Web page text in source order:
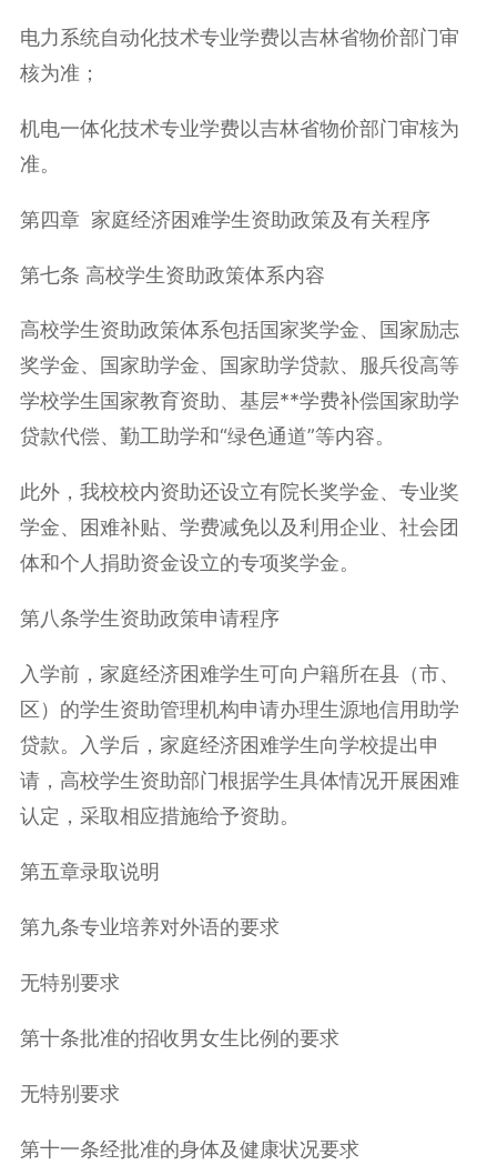
电力系统自动化技术专业学费以吉林省物价部门审
核为准；
机电一体化技术专业学费以吉林省物价部门审核为
准。
第四章 家庭经济困难学生资助政策及有关程序
第七条 高校学生资助政策体系内容
高校学生资助政策体系包括国家奖学金、国家励志
奖学金、国家助学金、国家助学贷款、服兵役高等
学校学生国家教育资助、基层**学费补偿国家助学
贷款代偿、勤工助学和“绿色通道”等内容。
此外，我校校内资助还设立有院长奖学金、专业奖
学金、困难补贴、学费减免以及利用企业、社会团
体和个人捐助资金设立的专项奖学金。
第八条学生资助政策申请程序
入学前，家庭经济困难学生可向户籍所在县（市、
区）的学生资助管理机构申请办理生源地信用助学
贷款。入学后，家庭经济困难学生向学校提出申
请，高校学生资助部门根据学生具体情况开展困难
认定，采取相应措施给予资助。
第五章录取说明
第九条专业培养对外语的要求
无特别要求
第十条批准的招收男女生比例的要求
无特别要求
第十一条经批准的身体及健康状况要求